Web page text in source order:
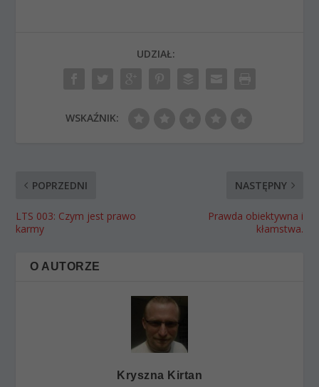
UDZIAŁ:
WSKAŹNIK:
POPRZEDNI
LTS 003: Czym jest prawo
karmy
NASTĘPNY
Prawda obiektywna i
kłamstwa.
O AUTORZE
Kryszna Kirtan